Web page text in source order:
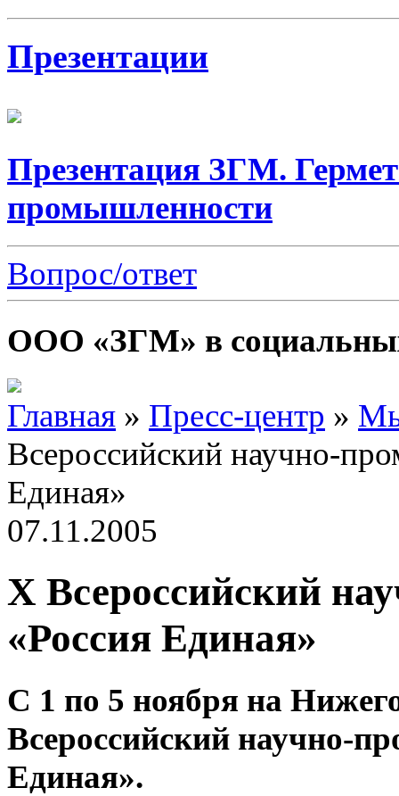
Презентации
Презентация ЗГМ.
промышленности
Вопрос/ответ
ООО «ЗГМ» в
Главная » Пресс-центр »
Всероссийский научно-
Единая»
07.11.2005
X Всероссийский
«Россия Единая»
С 1 по 5 ноября на
Всероссийский научно-
Единая».